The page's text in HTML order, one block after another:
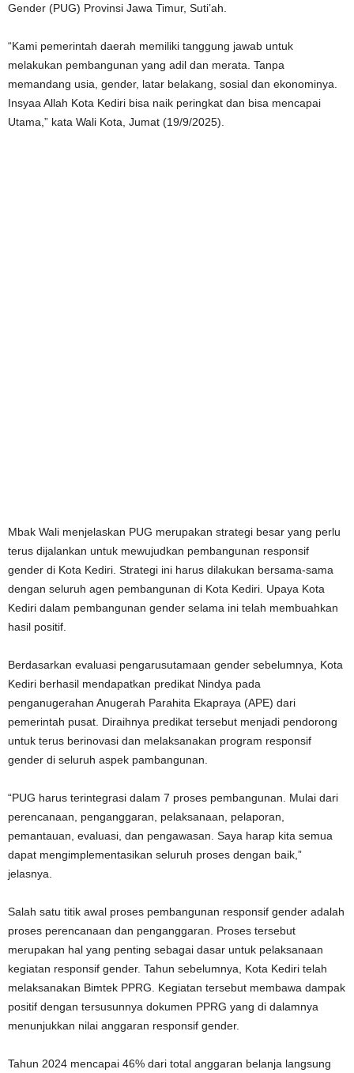
Gender (PUG) Provinsi Jawa Timur, Suti’ah.
“Kami pemerintah daerah memiliki tanggung jawab untuk
melakukan pembangunan yang adil dan merata. Tanpa
memandang usia, gender, latar belakang, sosial dan ekonominya.
Insyaa Allah Kota Kediri bisa naik peringkat dan bisa mencapai
Utama,” kata Wali Kota, Jumat (19/9/2025).
Mbak Wali menjelaskan PUG merupakan strategi besar yang perlu
terus dijalankan untuk mewujudkan pembangunan responsif
gender di Kota Kediri. Strategi ini harus dilakukan bersama-sama
dengan seluruh agen pembangunan di Kota Kediri. Upaya Kota
Kediri dalam pembangunan gender selama ini telah membuahkan
hasil positif.
Berdasarkan evaluasi pengarusutamaan gender sebelumnya, Kota
Kediri berhasil mendapatkan predikat Nindya pada
penganugerahan Anugerah Parahita Ekapraya (APE) dari
pemerintah pusat. Diraihnya predikat tersebut menjadi pendorong
untuk terus berinovasi dan melaksanakan program responsif
gender di seluruh aspek pambangunan.
“PUG harus terintegrasi dalam 7 proses pembangunan. Mulai dari
perencanaan, penganggaran, pelaksanaan, pelaporan,
pemantauan, evaluasi, dan pengawasan. Saya harap kita semua
dapat mengimplementasikan seluruh proses dengan baik,”
jelasnya.
Salah satu titik awal proses pembangunan responsif gender adalah
proses perencanaan dan penganggaran. Proses tersebut
merupakan hal yang penting sebagai dasar untuk pelaksanaan
kegiatan responsif gender. Tahun sebelumnya, Kota Kediri telah
melaksanakan Bimtek PPRG. Kegiatan tersebut membawa dampak
positif dengan tersusunnya dokumen PPRG yang di dalamnya
menunjukkan nilai anggaran responsif gender.
Tahun 2024 mencapai 46% dari total anggaran belanja langsung